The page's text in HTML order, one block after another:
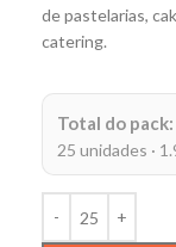
de pastelarias,
catering.
Total do pack:
25 unidades ·
Alternative: